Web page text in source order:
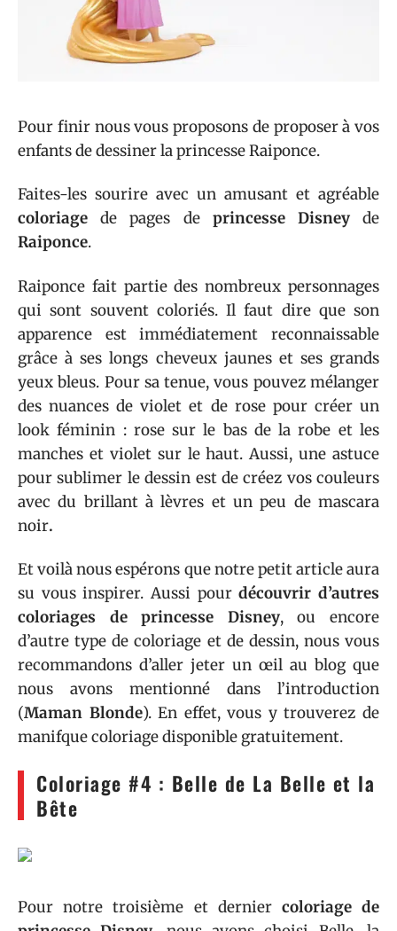
Pour finir nous vous proposons de proposer à vos
enfants de dessiner la princesse Raiponce.
Faites-les sourire avec un amusant et agréable
coloriagede pages deprincesse Disneyde
Raiponce.
Raiponce fait partie des nombreux personnages
qui sont souvent coloriés. Il faut dire que son
apparence est immédiatement reconnaissable
grâce à ses longs cheveux jaunes et ses grands
yeux bleus. Pour sa tenue, vous pouvez mélanger
des nuances de violet et de rose pour créer un
look féminin : rose sur le bas de la robe et les
manches et violet sur le haut. Aussi, une astuce
pour sublimer le dessin est de créez vos couleurs
avec du brillant à lèvres et un peu de mascara
noir.
Et voilà nous espérons que notre petit article aura
su vous inspirer. Aussi pourdécouvrir d’autres
coloriages de princesse Disney, ou encore
d’autre type de coloriage et de dessin, nous vous
recommandons d’aller jeter un œil au blog que
nous avons mentionné dans l’introduction
(Maman Blonde). En effet, vous y trouverez de
manifque coloriage disponible gratuitement.
Coloriage #4 : Belle de La Belle et la
Bête
Pour notre troisième et dernier coloriage de